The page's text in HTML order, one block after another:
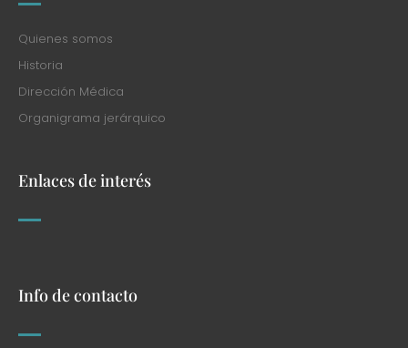
Quienes somos
Historia
Dirección Médica
Organigrama jerárquico
Enlaces de interés
Info de contacto